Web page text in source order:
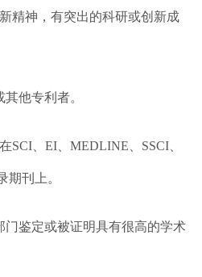
精神，有突出的科研或创新成
他专利者。
SCI、EI、MEDLINE、SSCI、
期刊上。
门鉴定或被证明具有很高的学术